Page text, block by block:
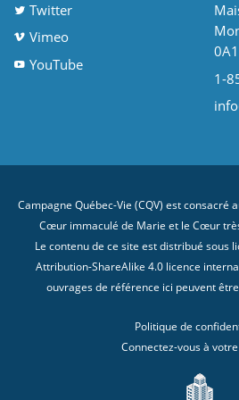
Twitter
Vimeo
YouTube
0A1
1-
Campagne Québec-Vie (CQV) est consacré
Cœur immaculé de Marie et le Cœur
Le contenu de ce site est distribué sous
Attribution-ShareAlike 4.0 licence
ouvrages de référence ici peuvent
Politique de
Connectez-vous à